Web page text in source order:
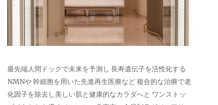
最先端人間ドックで未来を予測し 長寿遺伝子を活性化する
NMNや 幹細胞を用いた先進再生医療など 複合的な治療で老
化因子を除去し美しい肌と健康的なカラダへと ワンストッ